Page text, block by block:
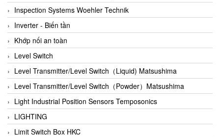
ATI - IA
ATI (Analytical Technology Inc)
Atos
Atrax
Auma
Autec
Auto Flow
Automatic valve
Aventics
Inspection Systems Woehler Technik
Inverter - Biến tần
Khớp nối an toàn
Level Switch
Level Transmitter/Level Switch（Liquid) Matsushima
Level Transmitter/Level Switch（Powder）Matsushima
Light Industrial Position Sensors Temposonics
LIGHTING
Limit Switch Box HKC